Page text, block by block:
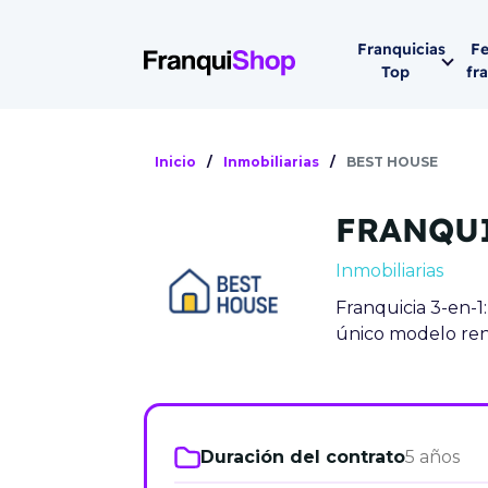
Franquicias
Top
Hostelería
Estética y
Vending08-
IFEMA -
España)
Lleva tu
Inicio / Inmobiliarias / BEST HOUSE
Inmobiliarias
Franquicia 3-en-
único modelo
Duración del contrato5 años